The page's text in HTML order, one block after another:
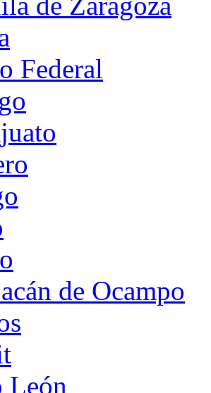
Federal
de Ocampo
León